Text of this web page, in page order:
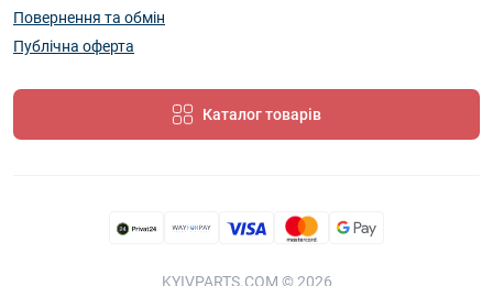
Повернення та обмін
Публічна оферта
Каталог товарів
KYIVPARTS.COM © 2026